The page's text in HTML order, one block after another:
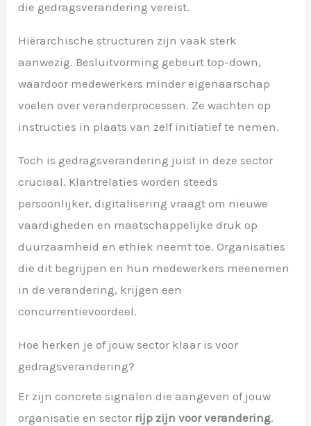
die gedragsverandering vereist.
Hiërarchische structuren zijn vaak sterk
aanwezig. Besluitvorming gebeurt top-down,
waardoor medewerkers minder eigenaarschap
voelen over veranderprocessen. Ze wachten op
instructies in plaats van zelf initiatief te nemen.
Toch is gedragsverandering juist in deze sector
cruciaal. Klantrelaties worden steeds
persoonlijker, digitalisering vraagt om nieuwe
vaardigheden en maatschappelijke druk op
duurzaamheid en ethiek neemt toe. Organisaties
die dit begrijpen en hun medewerkers meenemen
in de verandering, krijgen een
concurrentievoordeel.
Hoe herken je of jouw sector klaar is voor
gedragsverandering?
Er zijn concrete signalen die aangeven of jouw
organisatie en sector rijp zijn voor verandering.